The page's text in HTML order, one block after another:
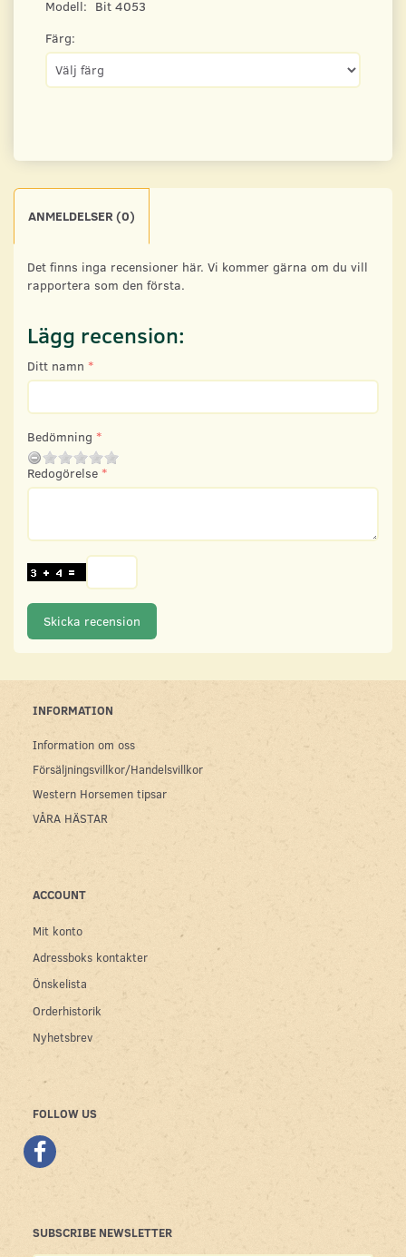
Modell: Bit 4053
Färg:
ANMELDELSER (0)
Det finns inga recensioner här. Vi kommer gärna om du vill
rapportera som den första.
Lägg recension:
Ditt namn
Bedömning
Redogörelse
Skicka recension
INFORMATION
Information om oss
Försäljningsvillkor/Handelsvillkor
Western Horsemen tipsar
VÅRA HÄSTAR
ACCOUNT
Mit konto
Adressboks kontakter
Önskelista
Orderhistorik
Nyhetsbrev
FOLLOW US
SUBSCRIBE NEWSLETTER